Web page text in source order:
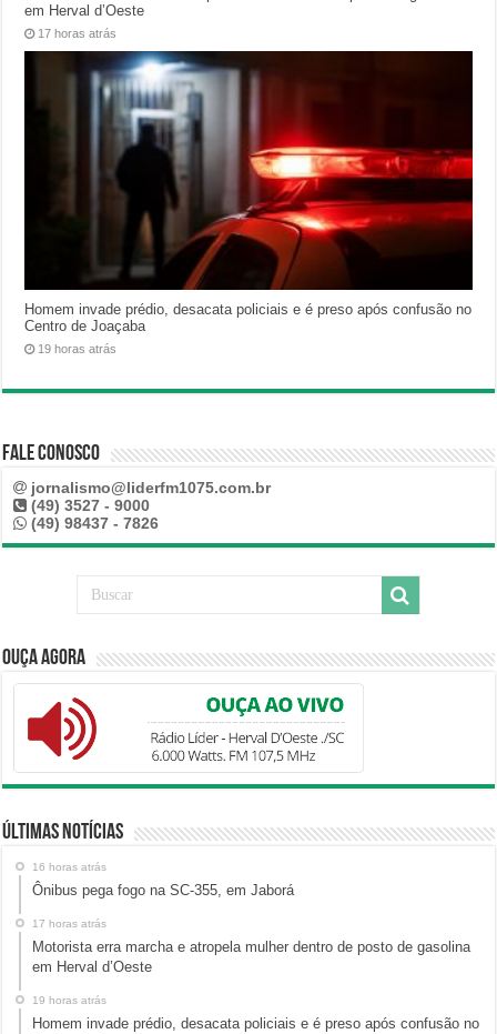
em Herval d’Oeste
17 horas atrás
Homem invade prédio, desacata policiais e é preso após confusão no
Centro de Joaçaba
19 horas atrás
Fale Conosco
jornalismo@liderfm1075.com.br
(49) 3527 - 9000
(49) 98437 - 7826
Ouça Agora
Últimas Notícias
16 horas atrás
Ônibus pega fogo na SC-355, em Jaborá
17 horas atrás
Motorista erra marcha e atropela mulher dentro de posto de gasolina
em Herval d’Oeste
19 horas atrás
Homem invade prédio, desacata policiais e é preso após confusão no